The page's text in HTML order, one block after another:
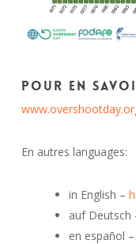
Pour en
En autres languages:
in English –
auf Deutsch
en español –